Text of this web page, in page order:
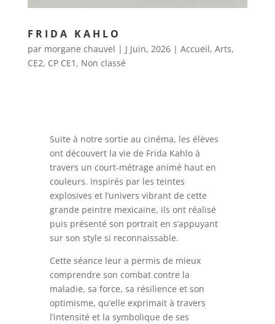
FRIDA KAHLO
par morgane chauvel | J Juin, 2026| Accueil, Arts,
CE2, CP CE1 , Non classé
Suite à notre sortie au cinéma, les élèves
ont découvert la vie de Frida Kahloà
travers un court-métrage animé haut en
couleurs. Inspirés par les teintes
explosives et l’univers vibrant de cette
grande peintre mexicaine, ils ont réalisé
puis présenté son portrait en s’appuyant
sur son style si reconnaissable.
Cette séance leur a permis de mieux
comprendre son combat contre la
maladie, sa force, sa résilience et son
optimisme, qu’elle exprimait à travers
l’intensité et la symbolique de ses